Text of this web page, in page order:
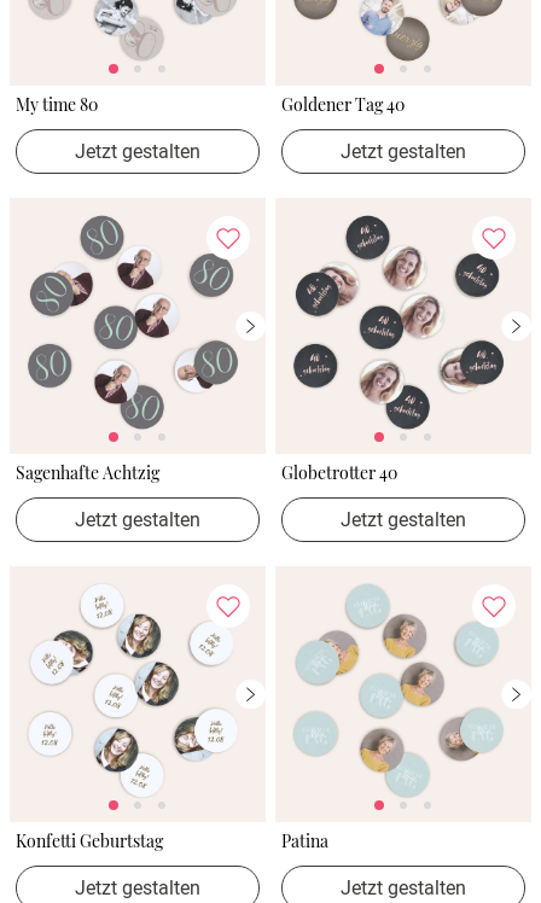
My time 80
Jetzt gestalten
Goldener Tag 40
Jetzt gestalten
Sagenhafte Achtzig
Jetzt gestalten
Globetrotter 40
Jetzt gestalten
Konfetti Geburtstag
Jetzt gestalten
Patina
Jetzt gestalten